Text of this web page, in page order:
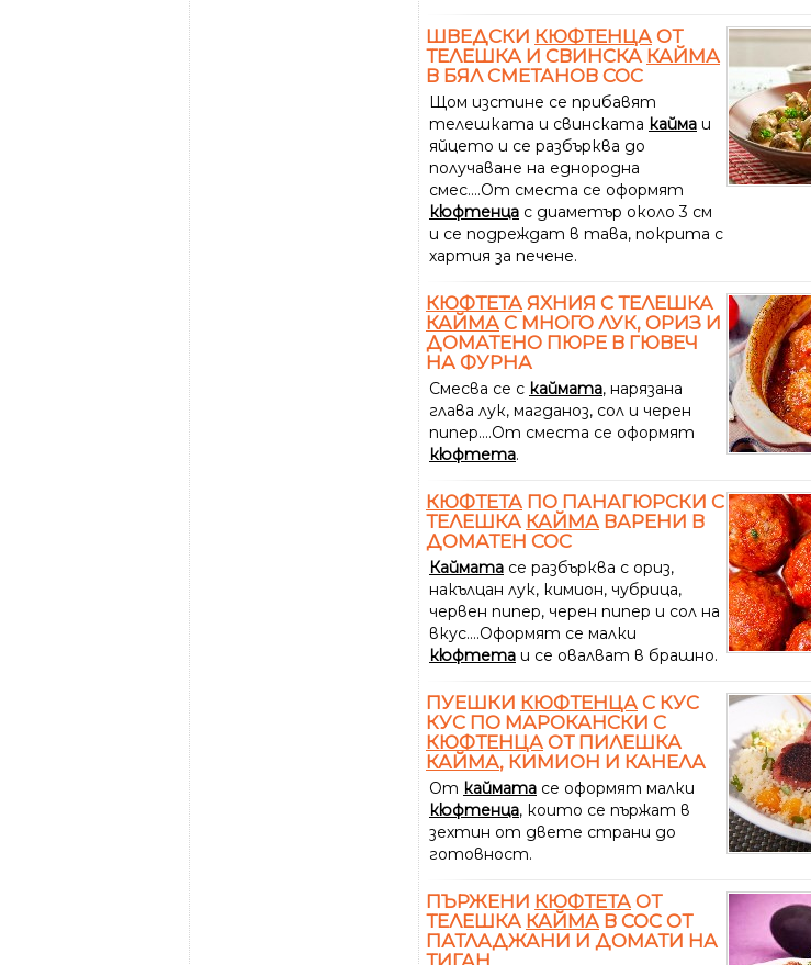
ШВЕДСКИ КЮФТЕНЦА ОТ
ТЕЛЕШКА И СВИНСКА КАЙМА
В БЯЛ СМЕТАНОВ СОС
Щом изстине се прибавят
телешката и свинската кайма и
яйцето и се разбърква до
получаване на еднородна
смес....От сместа се оформят
кюфтенца с диаметър около 3 см
и се подреждат в тава, покрита с
хартия за печене.
КЮФТЕТА ЯХНИЯ С ТЕЛЕШКА
КАЙМА С МНОГО ЛУК, ОРИЗ И
ДОМАТЕНО ПЮРЕ В ГЮВЕЧ
НА ФУРНА
Смесва се с каймата, нарязана
глава лук, магданоз, сол и черен
пипер....От сместа се оформят
кюфтета.
КЮФТЕТА ПО ПАНАГЮРСКИ С
ТЕЛЕШКА КАЙМА ВАРЕНИ В
ДОМАТЕН СОС
Каймата се разбърква с ориз,
накълцан лук, кимион, чубрица,
червен пипер, черен пипер и сол на
вкус....Оформят се малки
кюфтета и се овалват в брашно.
ПУЕШКИ КЮФТЕНЦА С КУС
КУС ПО МАРОКАНСКИ С
КЮФТЕНЦА ОТ ПИЛЕШКА
КАЙМА, КИМИОН И КАНЕЛА
От каймата се оформят малки
кюфтенца, които се пържат в
зехтин от двете страни до
готовност.
ПЪРЖЕНИ КЮФТЕТА ОТ
ТЕЛЕШКА КАЙМА В СОС ОТ
ПАТЛАДЖАНИ И ДОМАТИ НА
ТИГАН